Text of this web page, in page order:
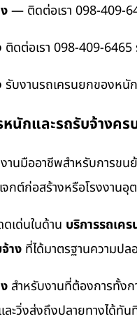
— ติดต่อเรา 098-409-
ติดต่อเรา 098-409-
รับงานรถเครนยกของ
นักและรถรับจ้างคร
นมืออาชีพสำหรับการขน
เจกต์ก่อสร้างหรือโรงงา
ดเด่นในด้าน บริการรถเคร
าง ที่ได้มาตรฐานความป
สำหรับงานที่ต้องการทั้ง
ละวิ่งส่งถึงปลายทางได้ทั